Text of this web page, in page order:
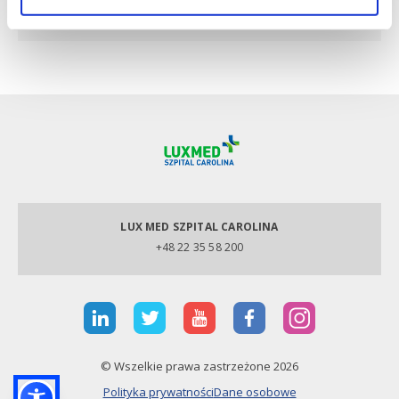
kolanowego i ramiennego (bark).
LUX MED SZPITAL CAROLINA
+48 22 35 58 200
© Wszelkie prawa zastrzeżone 2026
Polityka prywatnościDane osobowe